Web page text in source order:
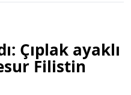
Çıplak ayaklı
Filistin